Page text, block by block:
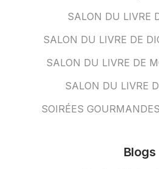
SALON DU LIVRE
SALON DU LIVRE DE
SALON DU LIVRE DE
SALON DU LIVRE
SOIRÉES
Blogs